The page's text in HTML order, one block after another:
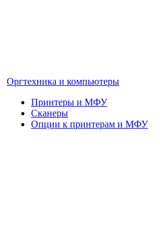
Оргтехника и компьютеры
Принтеры и МФУ
Сканеры
Опции к принтерам и МФУ